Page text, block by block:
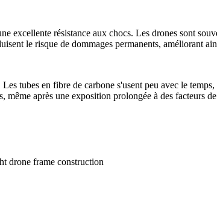
excellente résistance aux chocs. Les drones sont
le risque de dommages permanents, améliorant
tubes en fibre de carbone s'usent peu avec le
même après une exposition prolongée à des facteurs